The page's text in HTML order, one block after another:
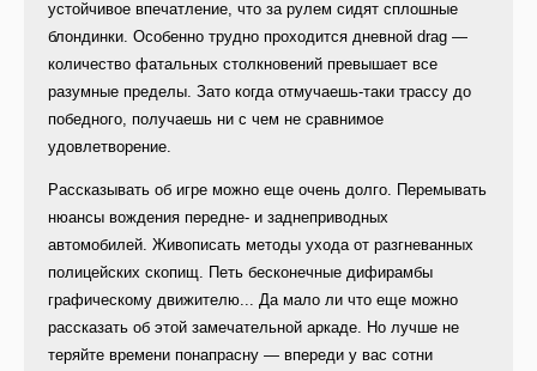
устойчивое впечатление, что за рулем сидят сплошные
блондинки. Особенно трудно проходится дневной drag —
количество фатальных столкновений превышает все
разумные пределы. Зато когда отмучаешь-таки трассу до
победного, получаешь ни с чем не сравнимое
удовлетворение.
Рассказывать об игре можно еще очень долго. Перемывать
нюансы вождения передне- и заднеприводных
автомобилей. Живописать методы ухода от разгневанных
полицейских скопищ. Петь бесконечные дифирамбы
графическому движителю... Да мало ли что еще можно
рассказать об этой замечательной аркаде. Но лучше не
теряйте времени понапрасну — впереди у вас сотни